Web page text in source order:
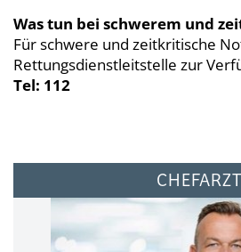
Was tun bei schwerem und
Für schwere und zeitkritische
Rettungsdienstleitstelle zur
Tel: 112
CHEFARZT